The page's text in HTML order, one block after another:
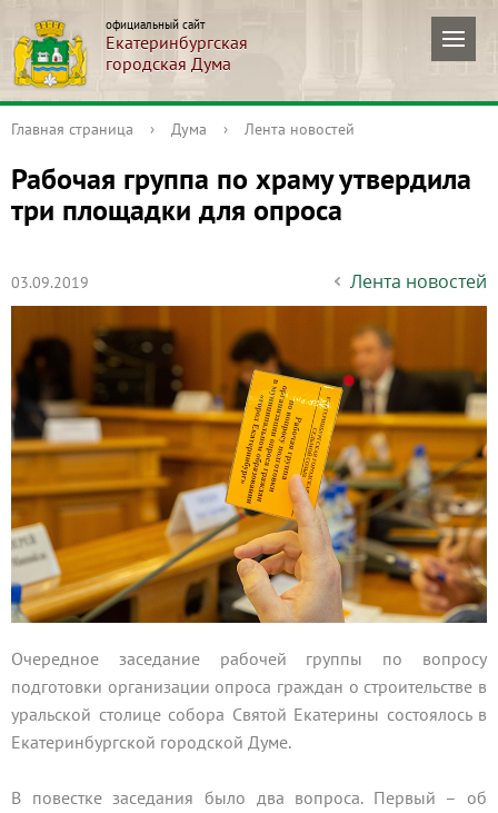
официальный сайт
Екатеринбургская
городская Дума
Главная страница › Дума › Лента новостей
Рабочая группа по храму утвердила
три площадки для опроса
03.09.2019 Лента новостей
Очередное заседание рабочей группы по вопросу
подготовки организации опроса граждан о строительстве в
уральской столице собора Святой Екатерины состоялось в
Екатеринбургской городской Думе.
В повестке заседания было два вопроса. Первый – об